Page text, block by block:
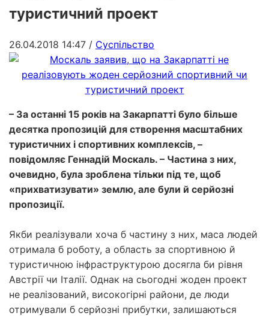
туристичний проект
26.04.2018 14:47 / Суспільство
– За останні 15 років на Закарпатті було більше
десятка пропозицій для створення масштабних
туристичних і спортивних комплексів, –
повідомляє Геннадій Москаль. – Частина з них,
очевидно, була зроблена тільки під те, щоб
«прихватизувати» землю, але були й серйозні
пропозиції.
Якби реалізували хоча б частину з них, маса людей
отримала б роботу, а область за спортивною й
туристичною інфраструктурою досягла би рівня
Австрії чи Італії. Однак на сьогодні жоден проект
не реалізований, високогірні райони, де люди
отримували б серйозні прибутки, залишаються